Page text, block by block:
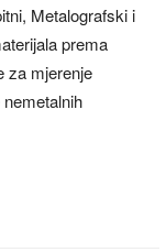
Metalografski i
prema
za mjerenje